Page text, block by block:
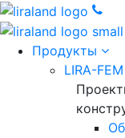
Продукты
LIRA-FEM